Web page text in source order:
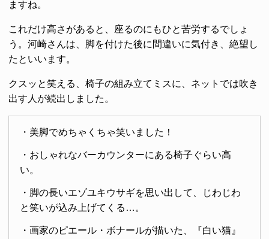
ますね。
これだけ高さがあると、座るのにもひと苦労するでしょ
う。河崎さんは、脚を付けた後に間違いに気付き、絶望し
たといいます。
クスッと笑える、椅子の組み立てミスに、ネットでは吹き
出す人が続出しました。
・美脚でめちゃくちゃ笑いました！
・おしゃれなバーカウンターにある椅子ぐらい高
い。
・脚の長いエゾユキウサギを思い出して、じわじわ
と笑いが込み上げてくる…。
・画家のピエール・ボナールが描いた、『白い猫』